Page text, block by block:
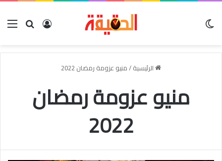
بحث عنتسجيل
الرئيسية/منيو عزومة رمضان 2022
منيو عزومة رمضان
2022